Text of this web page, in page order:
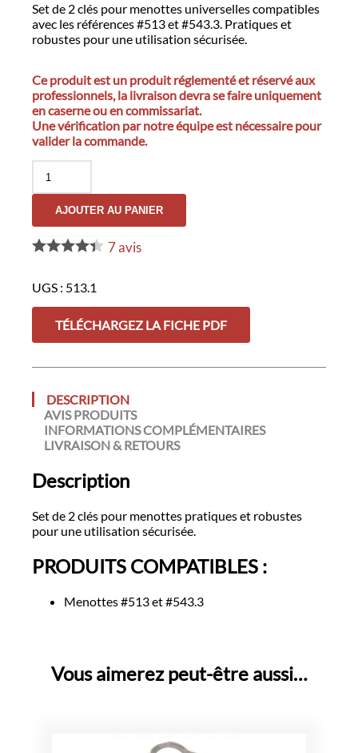
Set de 2 clés pour menottes universelles compatibles
avec les références #513 et #543.3. Pratiques et
robustes pour une utilisation sécurisée.
Ce produit est un produit réglementé et réservé aux
professionnels, la livraison devra se faire uniquement
en caserne ou en commissariat.
Une vérification par notre équipe est nécessaire pour
valider la commande.
Clés
pour
menottes
#513.1
AJOUTER AU PANIER
7avis
UGS : 513.1
TÉLÉCHARGEZ LA FICHE PDF
DESCRIPTION
AVIS PRODUITS
INFORMATIONS COMPLÉMENTAIRES
LIVRAISON & RETOURS
Description
Set de 2 clés pour menottes pratiques et robustes
pour une utilisation sécurisée.
PRODUITS COMPATIBLES :
Menottes #513 et #543.3
Vous aimerez peut-être aussi…